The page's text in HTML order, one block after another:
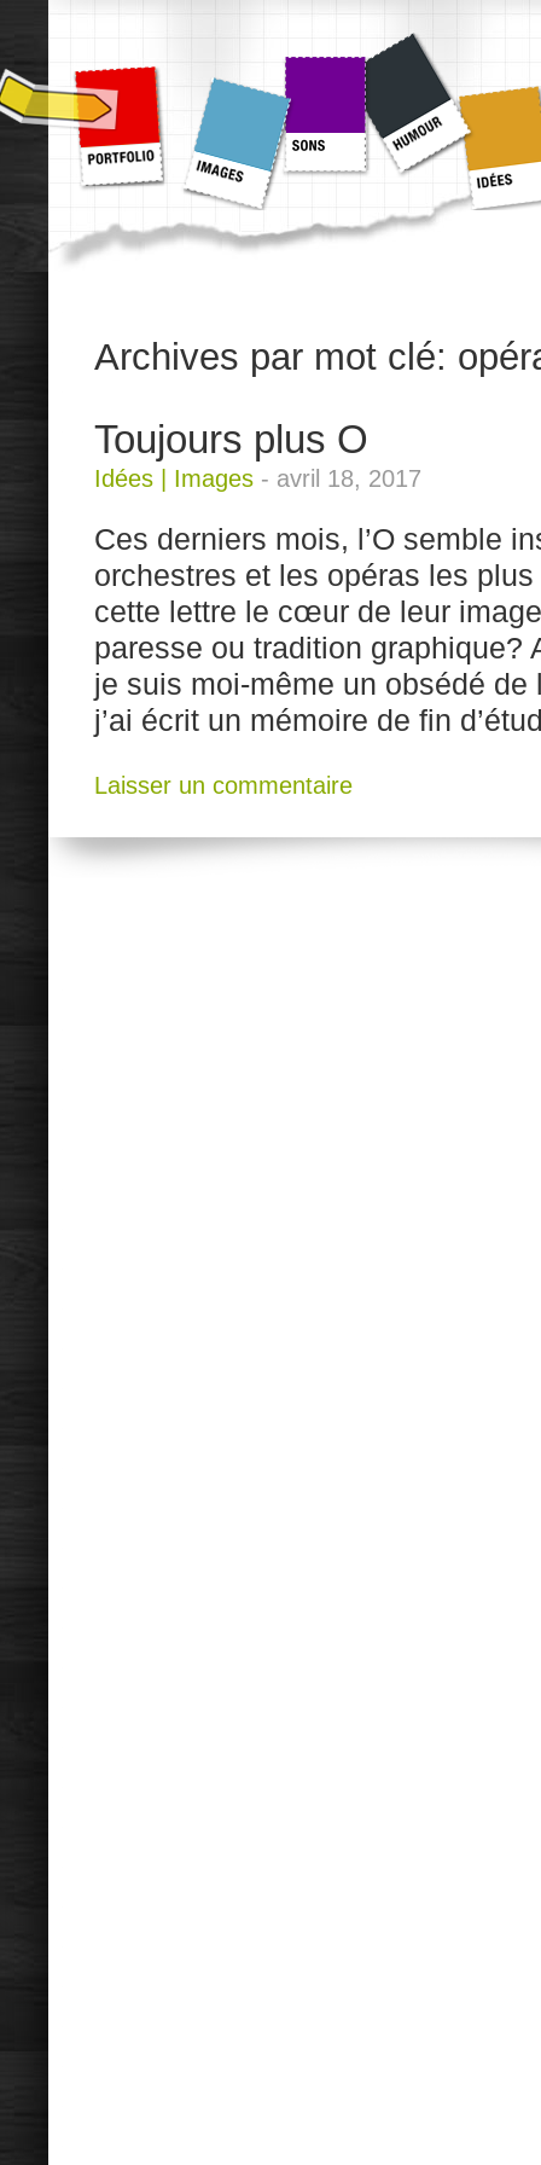
Archives par mot clé:
Toujours plus O
Idées Images - avril 18, 2017
Ces derniers mois, l’O semble
orchestres et les opéras les
cette lettre le cœur de leur
paresse ou tradition graphique?
je suis moi-même un obsédé
j’ai écrit un mémoire de fin
Laisser un commentaire